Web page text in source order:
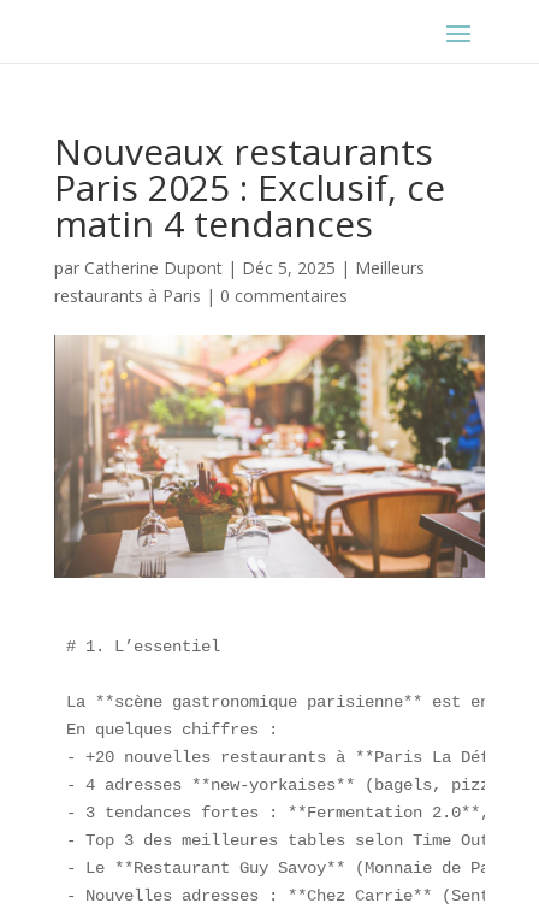
Nouveaux restaurants
Paris 2025 : Exclusif, ce
matin 4 tendances
par Catherine Dupont| Déc 5, 2025 | Meilleurs
restaurants à Paris | 0 commentaires
# 1. L’essentiel
La **scène gastronomique parisienne** est en
En quelques chiffres :
- +20 nouvelles restaurants à **Paris La
- 4 adresses **new-yorkaises** (bagels,
- 3 tendances fortes : **Fermentation 2.0**,
- Top 3 des meilleures tables selon Time Out
- Le **Restaurant Guy Savoy** (Monnaie de
- Nouvelles adresses : **Chez Carrie** (Sentier),